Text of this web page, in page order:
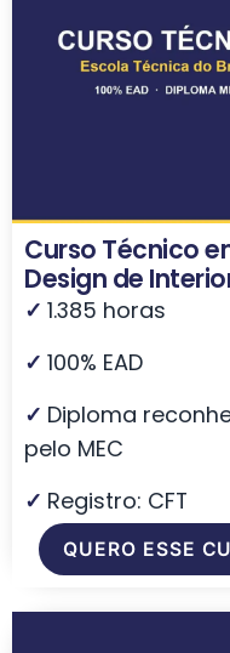
Curso Técnico
Design de
✓ 1.385 horas
✓ 100% EAD
✓ Diploma
pelo MEC
✓ Registro: CFT
QUERO ESSE